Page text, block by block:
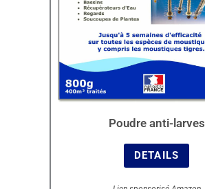
Poudre anti-larves
DETAILS